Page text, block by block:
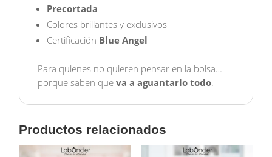
Precortada
Colores brillantes y exclusivos
Certificación Blue Angel
Para quienes no quieren pensar en la bolsa…
porque saben queva a aguantarlo todo.
Productos relacionados